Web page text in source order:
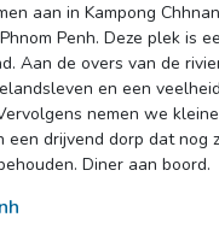
aan in Kampong
Penh. Deze plek is
Aan de overs van de
en een
nemen we
een drijvend dorp dat nog
Diner aan boord.